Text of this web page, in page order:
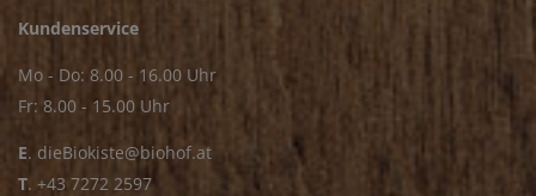
Kundenservice
Mo - Do: 8.00 - 16.00 Uhr
Fr: 8.00 - 15.00 Uhr
E. dieBiokiste@biohof.at
T. +43 7272 2597